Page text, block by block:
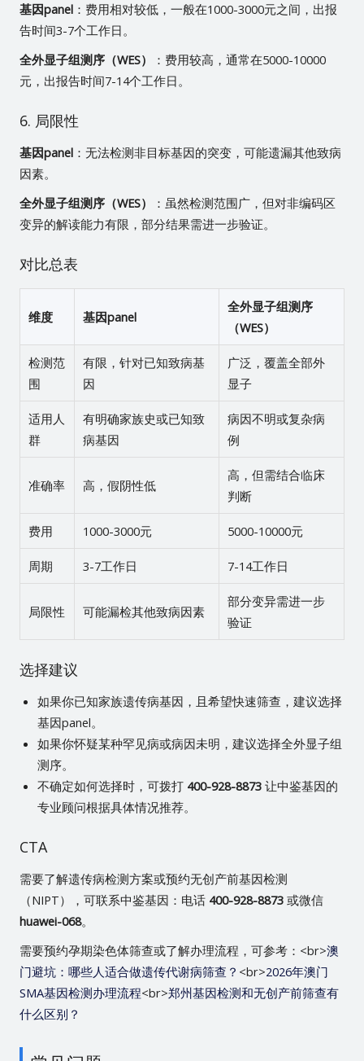
基因panel：费用相对较低，一般在1000-3000元之间，出报
告时间3-7个工作日。
全外显子组测序（WES）
：费用较高，通常在5000-10000
元，出报告时间7-14个工作日。
6. 局限性
基因panel：无法检测非目标基因的突变，可能遗漏其他致病
因素。
全外显子组测序（WES）
：虽然检测范围广，但对非编码区
变异的解读能力有限，部分结果需进一步验证。
对比总表
维度 基因panel
全外显子组测序
（WES）
检测范
围
有限，针对已知致病基
因
广泛，覆盖全部外
显子
适用人
群
有明确家族史或已知致
病基因
病因不明或复杂病
例
准确率 高，假阴性低
高，但需结合临床
判断
费用 1000-3000元 5000-10000元
周期 3-7工作日 7-14工作日
局限性 可能漏检其他致病因素
部分变异需进一步
验证
选择建议
如果你已知家族遗传病基因，且希望快速筛查，建议选择
基因panel。
如果你怀疑某种罕见病或病因未明，建议选择全外显子组
测序。
不确定如何选择时，可拨打 400-928-8873让中鉴基因的
专业顾问根据具体情况推荐。
CTA
需要了解遗传病检测方案或预约无创产前基因检测
（NIPT），可联系中鉴基因：电话 400-928-8873或微信
huawei-068。
需要预约孕期染色体筛查或了解办理流程，可参考：<br>澳
门避坑：哪些人适合做遗传代谢病筛查？ <br>2026年澳门
SMA基因检测办理流程<br>郑州基因检测和无创产前筛查有
什么区别？